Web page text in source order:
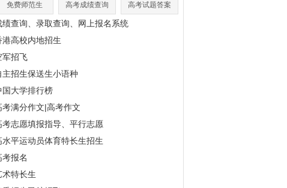
免费师范生 高考成绩查询 高考试题答案
绩查询、录取查询、网上报名系统
港高校内地招生
军招飞
主招生保送生小语种
国大学排行榜
考满分作文|高考作文
考志愿填报指导、平行志愿
水平运动员体育特长生招生
考报名
术特长生